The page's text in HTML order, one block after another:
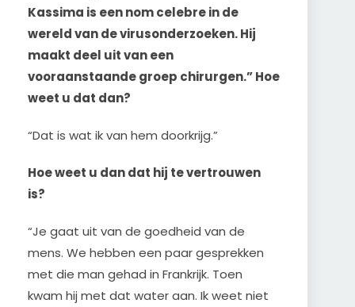
Kassima is een nom celebre in de
wereld van de virusonderzoeken. Hij
maakt deel uit van een
vooraanstaande groep chirurgen.” Hoe
weet u dat dan?
“Dat is wat ik van hem doorkrijg.”
Hoe weet u dan dat hij te vertrouwen
is?
“Je gaat uit van de goedheid van de
mens. We hebben een paar gesprekken
met die man gehad in Frankrijk. Toen
kwam hij met dat water aan. Ik weet niet